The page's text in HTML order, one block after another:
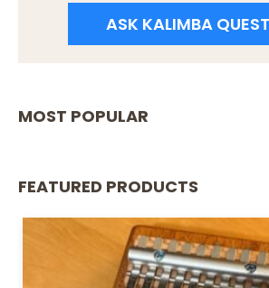
ASK KALIMBA
MOST POPULAR
FEATURED PRODUCTS